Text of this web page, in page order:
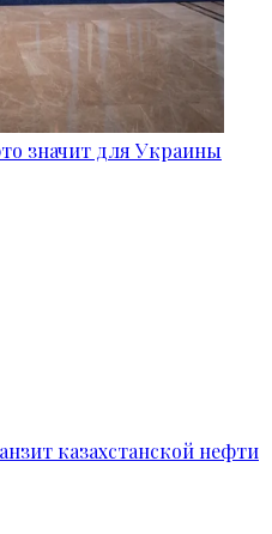
значит для Украины
казахстанской нефти